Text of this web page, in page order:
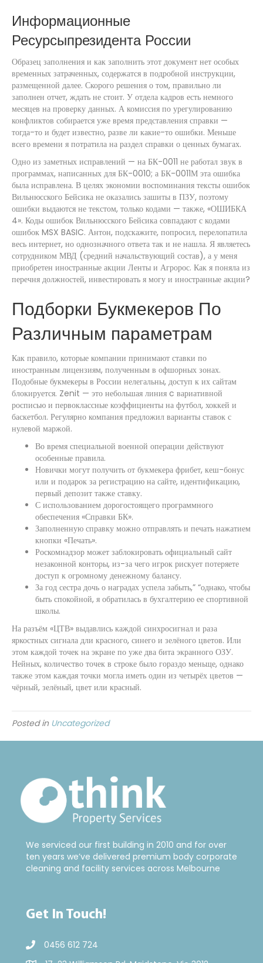
Информационные
Ресурсыпрезидента России
Образец заполнения и как заполнить этот документ нет особых
временных затраченных, содержатся в подробной инструкции,
размещенной далее. Скорого решения о том, правильно ли
заполнен отчет, ждать не стоит. У отдела кадров есть немного
месяцев на проверку данных. А комиссия по урегулированию
конфликтов собирается уже время представления справки —
тогда-то и будет известно, разве ли какие-то ошибки. Меньше
всего времени я потратила на раздел справки о ценных бумагах.
Одно из заметных исправлений — на БК-0011 не работал звук в
программах, написанных для БК-0010; а БК-0011М эта ошибка
была исправлена. В целях экономии воспоминания тексты ошибок
Вильнюсского Бейсика не оказались зашиты в ПЗУ, поэтому
ошибки выдаются не текстом, только кодами — также, «ОШИБКА
4». Коды ошибок Вильнюсского Бейсика совпадают с кодами
ошибок MSX BASIC. Антон, подскажите, попросил, перелопатила
весь интернет, но однозначного ответа так и не нашла. Я являетесь
сотрудником МВД (средний начальствующий состав), а у меня
приобретен иностранные акции Ленты и Агророс. Как я поняла из
перечня должностей, инвестировать я могу и иностранные акции?
Подборки Букмекеров По
Различным параметрам
Как правило, которые компании принимают ставки по
иностранным лицензиям, полученным в офшорных зонах.
Подобные букмекеры в России нелегальны, доступ к их сайтам
блокируется. Zenit — это небольшая линия c вариативной
росписью и первоклассные коэффициенты на футбол, хоккей и
баскетбол. Регулярно компания предложил варианты ставок с
нулевой маржой.
Во время специальной военной операции действуют
особенные правила.
Новички могут получить от букмекера фрибет, кеш-бонус
или и подарок за регистрацию на сайте, идентификацию,
первый депозит также ставку.
С использованием дорогостоящего программного
обеспечения «Справки БК».
Заполненную справку можно отправлять и печать нажатием
кнопки «Печать».
Роскомнадзор может заблокировать официальный сайт
незаконной конторы, из-за чего игрок рискует потеряете
доступ к огромному денежному балансу.
За год сестра дочь о наградах успела забыть,” “однако, чтобы
быть спокойной, я обратилась в бухгалтерию ее спортивной
школы.
На разъём «ЦТВ» выдавлись каждой синхросигнал и раза
яркостных сигнала дли красного, синего и зелёного цветов. Или
этом каждой точек на экране по уже два бита экранного ОЗУ.
Нейных, количество точек в строке было гораздо меньще, однако
также этом каждая точки могла иметь один из четырёх цветов —
чёрный, зелёный, цвет или красный.
Posted in Uncategorized
We serviced our first building in 2010 and for over
ten years we’ve delivered premium body corporate
cleaning and facility services across Melbourne
Get In Touch!
0456 612 724